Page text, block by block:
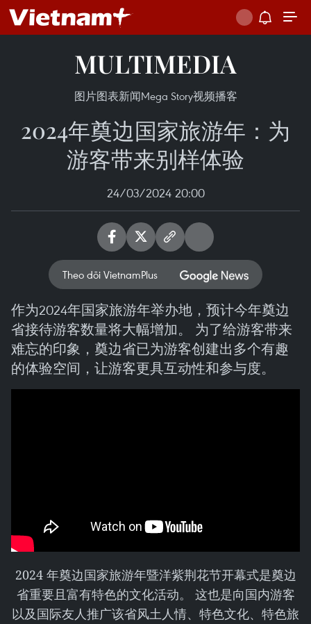
MULTIMEDIA
图片图表新闻Mega Story视频播客
2024年奠边国家旅游年：为
游客带来别样体验
24/03/2024 20:00
Theo dõi VietnamPlus
作为2024年国家旅游年举办地，预计今年奠边
省接待游客数量将大幅增加。 为了给游客带来
难忘的印象，奠边省已为游客创建出多个有趣
的体验空间，让游客更具互动性和参与度。
2024 年奠边国家旅游年暨洋紫荆花节开幕式是奠边
省重要且富有特色的文化活动。 这也是向国内游客
以及国际友人推广该省风土人情、特色文化、特色旅